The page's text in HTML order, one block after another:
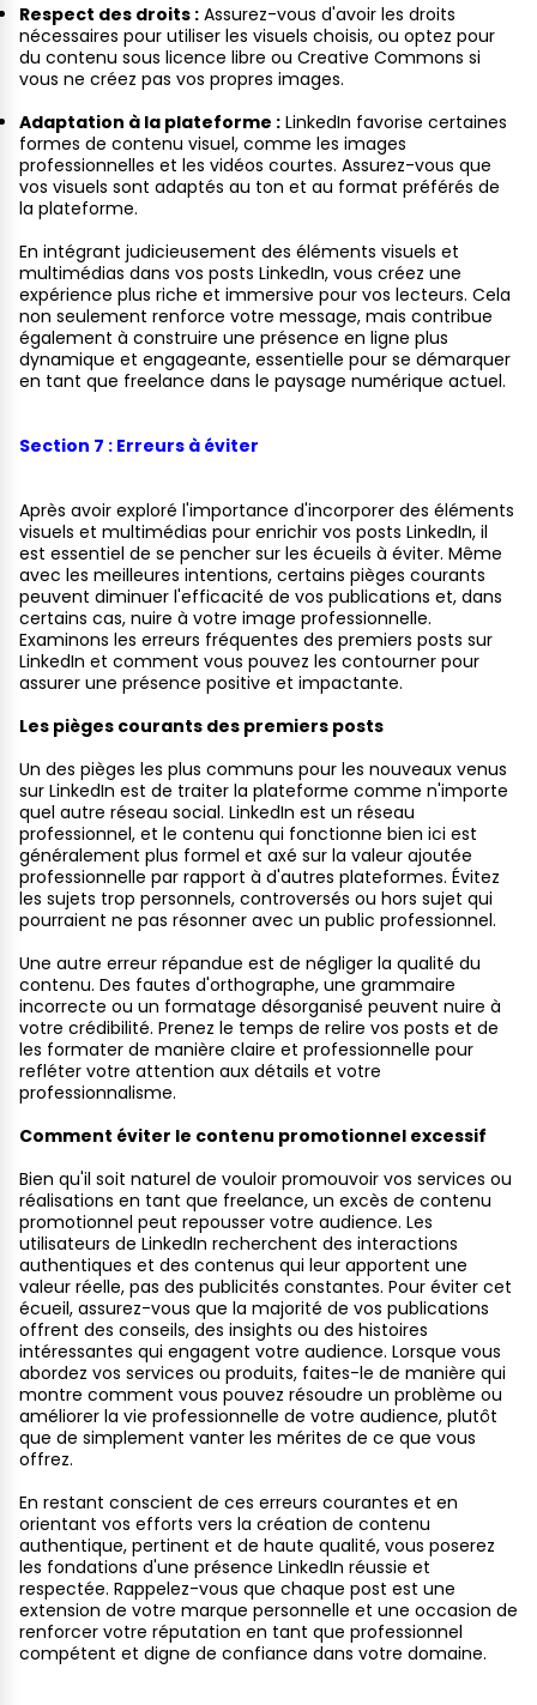
Respect des droits : Assurez-vous d'avoir les droits
nécessaires pour utiliser les visuels choisis, ou optez pour
du contenu sous licence libre ou Creative Commons si
vous ne créez pas vos propres images.
Adaptation à la plateforme : LinkedIn favorise certaines
formes de contenu visuel, comme les images
professionnelles et les vidéos courtes. Assurez-vous que
vos visuels sont adaptés au ton et au format préférés de
la plateforme.
En intégrant judicieusement des éléments visuels et
multimédias dans vos posts LinkedIn, vous créez une
expérience plus riche et immersive pour vos lecteurs. Cela
non seulement renforce votre message, mais contribue
également à construire une présence en ligne plus
dynamique et engageante, essentielle pour se démarquer
en tant que freelance dans le paysage numérique actuel.
Section 7 : Erreurs à éviter
Après avoir exploré l'importance d'incorporer des éléments
visuels et multimédias pour enrichir vos posts LinkedIn, il
est essentiel de se pencher sur les écueils à éviter. Même
avec les meilleures intentions, certains pièges courants
peuvent diminuer l'efficacité de vos publications et, dans
certains cas, nuire à votre image professionnelle.
Examinons les erreurs fréquentes des premiers posts sur
LinkedIn et comment vous pouvez les contourner pour
assurer une présence positive et impactante.
Les pièges courants des premiers posts
Un des pièges les plus communs pour les nouveaux venus
sur LinkedIn est de traiter la plateforme comme n'importe
quel autre réseau social. LinkedIn est un réseau
professionnel, et le contenu qui fonctionne bien ici est
généralement plus formel et axé sur la valeur ajoutée
professionnelle par rapport à d'autres plateformes. Évitez
les sujets trop personnels, controversés ou hors sujet qui
pourraient ne pas résonner avec un public professionnel.
Une autre erreur répandue est de négliger la qualité du
contenu. Des fautes d'orthographe, une grammaire
incorrecte ou un formatage désorganisé peuvent nuire à
votre crédibilité. Prenez le temps de relire vos posts et de
les formater de manière claire et professionnelle pour
refléter votre attention aux détails et votre
professionnalisme.
Comment éviter le contenu promotionnel excessif
Bien qu'il soit naturel de vouloir promouvoir vos services ou
réalisations en tant que freelance, un excès de contenu
promotionnel peut repousser votre audience. Les
utilisateurs de LinkedIn recherchent des interactions
authentiques et des contenus qui leur apportent une
valeur réelle, pas des publicités constantes. Pour éviter cet
écueil, assurez-vous que la majorité de vos publications
offrent des conseils, des insights ou des histoires
intéressantes qui engagent votre audience. Lorsque vous
abordez vos services ou produits, faites-le de manière qui
montre comment vous pouvez résoudre un problème ou
améliorer la vie professionnelle de votre audience, plutôt
que de simplement vanter les mérites de ce que vous
offrez.
En restant conscient de ces erreurs courantes et en
orientant vos efforts vers la création de contenu
authentique, pertinent et de haute qualité, vous poserez
les fondations d'une présence LinkedIn réussie et
respectée. Rappelez-vous que chaque post est une
extension de votre marque personnelle et une occasion de
renforcer votre réputation en tant que professionnel
compétent et digne de confiance dans votre domaine.